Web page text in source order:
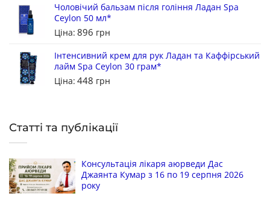
Чоловічий бальзам після гоління Ладан Spa
Ceylon 50 мл*
Ціна: 896 грн
Інтенсивний крем для рук Ладан та Каффірський
лайм Spa Ceylon 30 грам*
Ціна: 448 грн
Статті та публікації
Консультація лікаря аюрведи Дас
Джаянта Кумар з 16 по 19 серпня 2026
року